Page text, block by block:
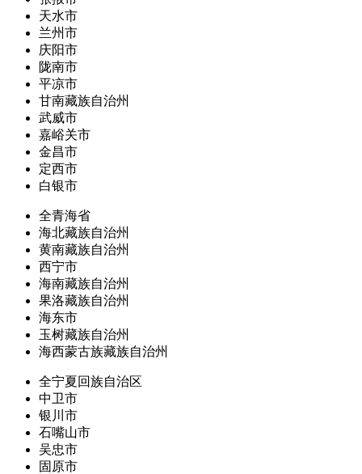
天水市
兰州市
庆阳市
陇南市
平凉市
甘南藏族自治州
武威市
嘉峪关市
金昌市
定西市
白银市
全青海省
海北藏族自治州
黄南藏族自治州
西宁市
海南藏族自治州
果洛藏族自治州
海东市
玉树藏族自治州
海西蒙古族藏族自治州
全宁夏回族自治区
中卫市
银川市
石嘴山市
吴忠市
固原市